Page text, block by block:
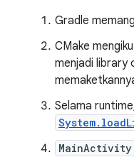
Gradle
CMake
menjadi library
Selama